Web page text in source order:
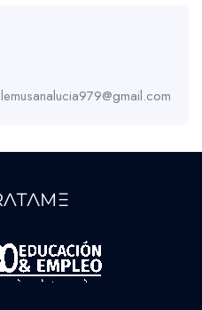
lemusanalucia979@gmail.com